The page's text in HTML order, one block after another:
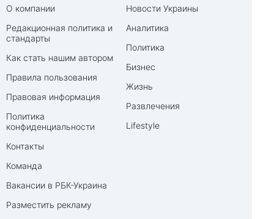
О компании
Редакционная политика и
стандарты
Как стать нашим автором
Правила пользования
Правовая информация
Политика
конфиденциальности
Контакты
Команда
Вакансии в РБК-Украина
Разместить рекламу
Новости Украины
Аналитика
Политика
Бизнес
Жизнь
Развлечения
Lifestyle